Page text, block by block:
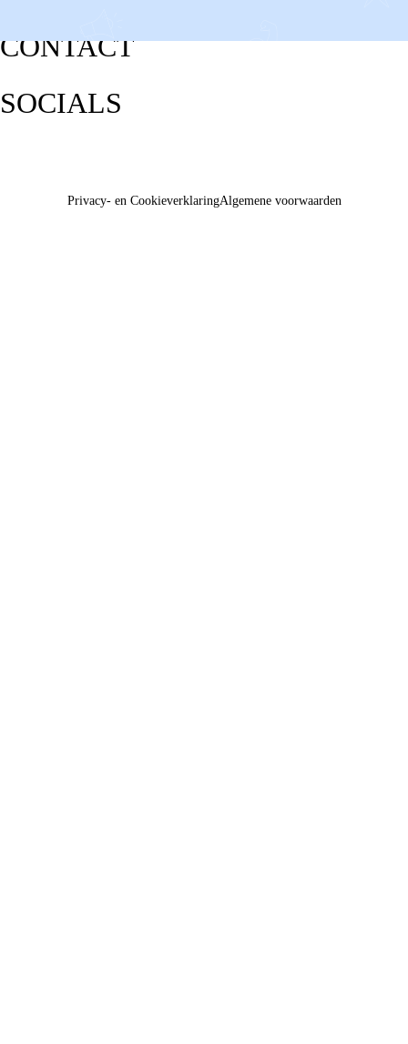
CONTACT
SOCIALS
Privacy- en CookieverklaringAlgemene voorwaarden